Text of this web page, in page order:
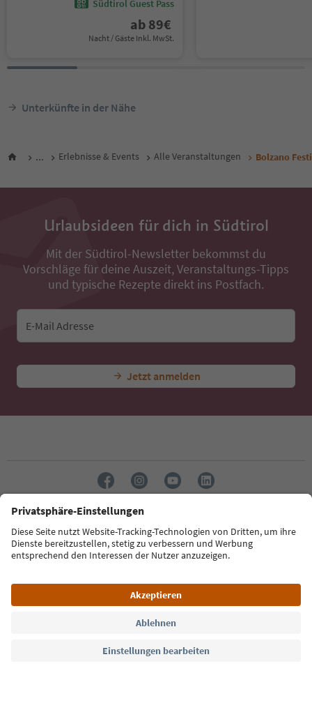
Südtirol Guest Pass
ab 89€
Nacht / Gäste Inkl. MwSt.
Unterkünfte in der Nähe
... Erlebnisse & Events Alle Veranstaltungen Bolzano
Urlaubsideen für dich in Südtirol
Mit der Südtirol-Newsletter bekommst du
Vorschläge für deine Auszeit, Veranstaltungs-Tipps
und typische Rezepte direkt ins Postfach.
E-Mail Adresse
Jetzt anmelden